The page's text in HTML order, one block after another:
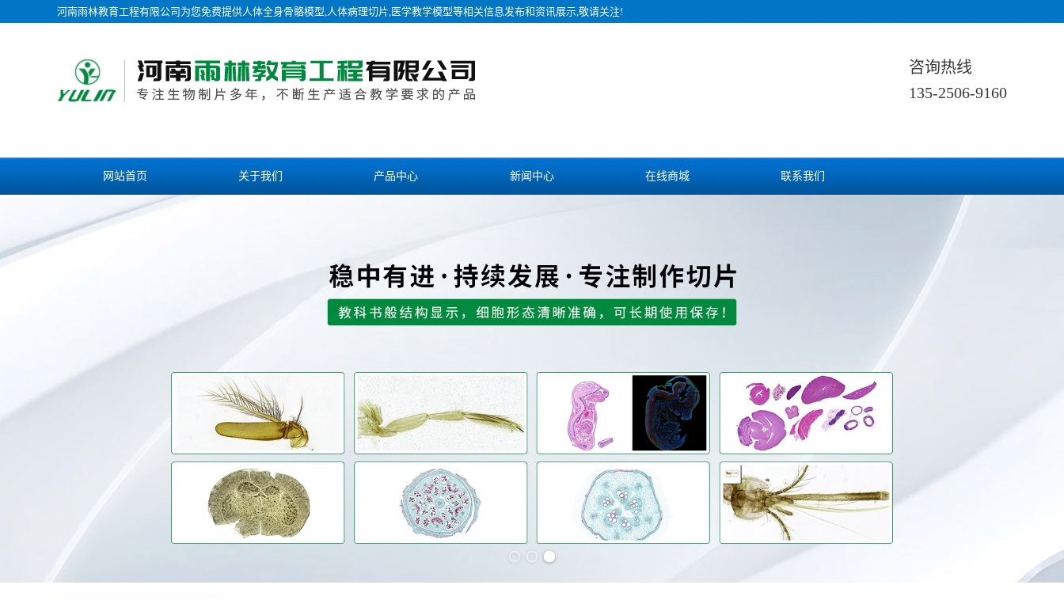
河南雨林教育工程有限公司为您免费提供人体全身骨骼模型,人体病理切片,医学教学模型等相关信息发布和资讯展示,敬请关注!
咨询热线
135-2506-9160
网站首页 关于我们 产品中心 新闻中心 在线商城 联系我们